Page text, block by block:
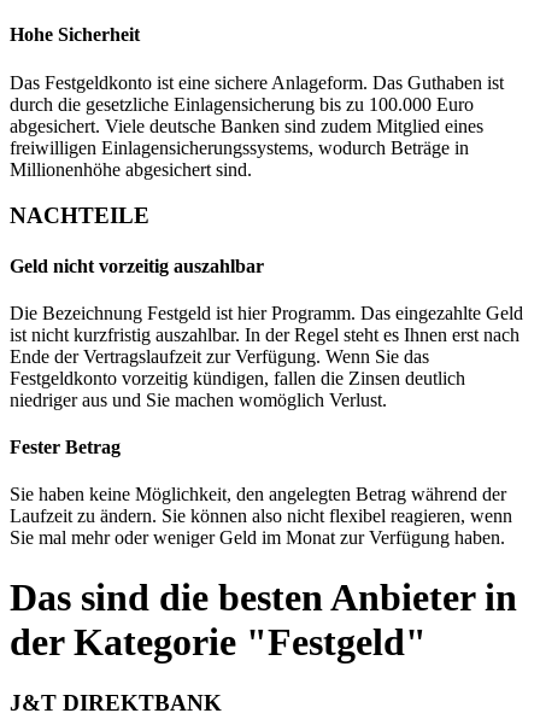
Hohe Sicherheit
Das Festgeldkonto ist eine sichere Anlageform. Das Guthaben ist
durch die gesetzliche Einlagensicherung bis zu 100.000 Euro
abgesichert. Viele deutsche Banken sind zudem Mitglied eines
freiwilligen Einlagensicherungssystems, wodurch Beträge in
Millionenhöhe abgesichert sind.
NACHTEILE
Geld nicht vorzeitig auszahlbar
Die Bezeichnung Festgeld ist hier Programm. Das eingezahlte Geld
ist nicht kurzfristig auszahlbar. In der Regel steht es Ihnen erst nach
Ende der Vertragslaufzeit zur Verfügung. Wenn Sie das
Festgeldkonto vorzeitig kündigen, fallen die Zinsen deutlich
niedriger aus und Sie machen womöglich Verlust.
Fester Betrag
Sie haben keine Möglichkeit, den angelegten Betrag während der
Laufzeit zu ändern. Sie können also nicht flexibel reagieren, wenn
Sie mal mehr oder weniger Geld im Monat zur Verfügung haben.
Das sind die besten Anbieter in
der Kategorie "Festgeld"
J&T DIREKTBANK